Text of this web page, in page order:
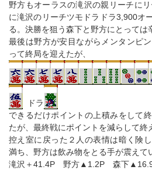
野方もオーラスの滝沢の親リーチに
に滝沢のリーチツモドラドラ3,900オ
る。決勝を狙う森下と野方にとっては
最後は野方が安目ながらメンタンピ
って終局を迎えたが、
ドラ
できるだけポイントの上積みをして
たが、最終戦にポイントを減らして終
控え室に戻った２人の表情は暗く険
満ち、野方は飲み物をとる手が震えて
滝沢＋41.4P 野方▲1.2P 森下